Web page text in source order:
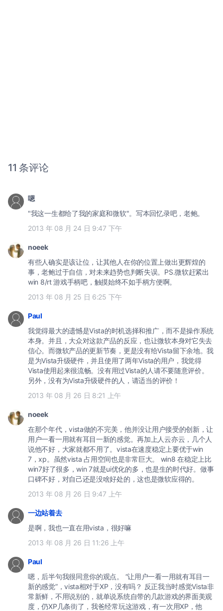
11 条评论
嗯
"我这一生都给了我的家庭和微软"。写本回忆录吧，老鲍。
2013 年 08 月 24 日 9:47 下午
noeek
有些人确实是该让位，让其他人在你的位置上做出更辉煌的
事，老鲍过于自信，对未来趋势也判断失误。PS.微软赶紧出
win 8/rt 游戏手柄吧，触摸始终不如手柄方便啊。
2013 年 08 月 25 日 6:25 下午
Paul
我觉得最大的遗憾是Vista的时机选择和推广，而不是操作系统
本身。并且，大众对这款产品的反应，也让微软本身对它失去
信心。而微软产品的更新节奏，更是没有给Vista留下余地。我
是为Vista升级硬件，并且使用了两年Vista的用户，我觉得
Vista使用起来很流畅。没有用过Vista的人请不要随意评价。
另外，没有为Vista升级硬件的人，请适当的评价！
2013 年 08 月 26 日 8:21 上午
noeek
在那个年代，vista做的不完美，他并没让用户接受的创新，让
用户一看一用就有耳目一新的感觉。再加上人云亦云，几个人
说他不好，大家就都不用了。vista在速度稳定上要优于win
7，xp。虽然vista 占用空间也是非常巨大。 win8 在稳定上比
win7好了很多，win 7就是ui优化的多，也是生的时代好。做事
口碑不好，对自己还是没啥好处的，这也是微软应得的。
2013 年 08 月 26 日 9:47 上午
一边站着去
是啊，我也一直在用vista，很好嘛
2013 年 08 月 26 日 11:26 上午
Paul
嗯，后半句我很同意你的观点。 “让用户一看一用就有耳目一
新的感觉”，vista相对于XP，没有吗？ 反正我当时感觉Vista非
常新鲜，不用说别的，就单说系统自带的几款游戏的界面美观
度，仍XP几条街了，我爸经常玩这游戏，有一次用XP，他